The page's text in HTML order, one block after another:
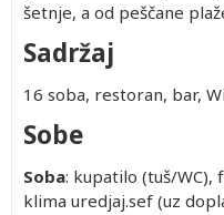
šetnje, a od peščane
Sadržaj
16 soba, restoran, bar,
Sobe
Soba: kupatilo (tuš/WC),
klima uredjaj.sef (uz